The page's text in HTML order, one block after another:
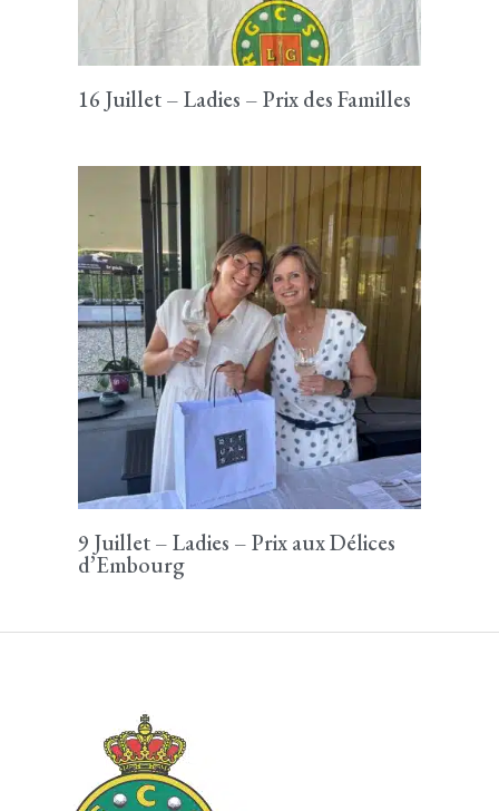
16 Juillet – Ladies – Prix des Familles
9 Juillet – Ladies – Prix aux Délices
d’Embourg